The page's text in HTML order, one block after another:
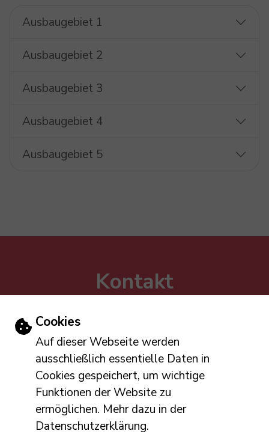
Einstellungen zu Cookies und
Cookies
Auf dieser Webseite werden
ausschließlich essentielle Daten in
Cookies gespeichert, um wichtige
Funktionen der Website zu
ermöglichen. Mehr dazu in der
Datenschutzerklärung.
Ausbaugebiet 1
Ausbaugebiet 2
Ausbaugebiet 3
Ausbaugebiet 4
Ausbaugebiet 5
Kontakt
Tel: 02643 809-0
E-Mail schreiben
Öffnungszeiten
Mo, Di, Do: 8:00 – 12:00 und 14:00 – 16:00 Uhr
Mi, Fr: 8:00 – 12:00 Uhr